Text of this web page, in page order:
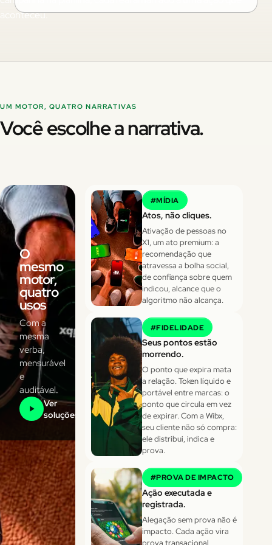
aconteceu.
UM MOTOR, QUATRO NARRATIVAS
Você escolhe a narrativa.
O
mesmo
motor,
quatro
usos
Com a
mesma
verba,
mensurável
e
auditável.
Ver
soluções
#MÍDIA
Atos, não cliques.
Ativação de pessoas no
X1, um ato premium: a
recomendação que
atravessa a bolha social,
de confiança sobre quem
indicou, alcance que o
algoritmo não alcança.
#FIDELIDADE
Seus pontos estão
morrendo.
O ponto que expira mata
a relação. Token líquido e
portável entre marcas: o
ponto que circula em vez
de expirar. Com a Wibx,
seu cliente não só compra:
ele distribui, indica e
prova.
#PROVA DE IMPACTO
Ação executada e
registrada.
Alegação sem prova não é
impacto. Cada ação vira
prova transacional